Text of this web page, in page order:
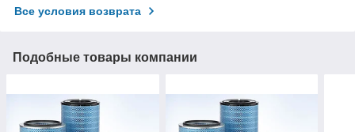
Все условия возврата
Подобные товары компании